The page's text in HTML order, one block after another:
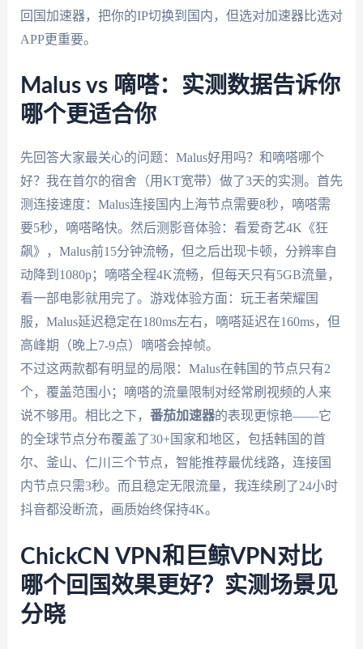
回国加速器，把你的IP切换到国内，但选对加速器比选对
APP更重要。
Malus vs 嘀嗒：实测数据告诉你
哪个更适合你
先回答大家最关心的问题：Malus好用吗？和嘀嗒哪个
好？我在首尔的宿舍（用KT宽带）做了3天的实测。首先
测连接速度：Malus连接国内上海节点需要8秒，嘀嗒需
要5秒，嘀嗒略快。然后测影音体验：看爱奇艺4K《狂
飙》，Malus前15分钟流畅，但之后出现卡顿，分辨率自
动降到1080p；嘀嗒全程4K流畅，但每天只有5GB流量，
看一部电影就用完了。游戏体验方面：玩王者荣耀国
服，Malus延迟稳定在180ms左右，嘀嗒延迟在160ms，但
高峰期（晚上7-9点）嘀嗒会掉帧。
不过这两款都有明显的局限：Malus在韩国的节点只有2
个，覆盖范围小；嘀嗒的流量限制对经常刷视频的人来
说不够用。相比之下， 番茄加速器的表现更惊艳——它
的全球节点分布覆盖了30+国家和地区，包括韩国的首
尔、釜山、仁川三个节点，智能推荐最优线路，连接国
内节点只需3秒。而且稳定无限流量，我连续刷了24小时
抖音都没断流，画质始终保持4K。
ChickCN VPN和巨鲸VPN对比
哪个回国效果更好？实测场景见
分晓